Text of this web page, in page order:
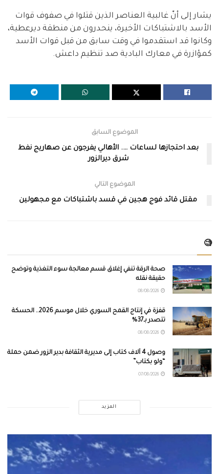
يشار إلى أنّ غالبية العناصر الذين قتلوا في صفوف قوات
الأسد بالاشتباكات الأخيرة، ينحدرون من منطقة ديرعطية،
وكانوا قد استقدموا في وقت سابق من قبل قوات الأسد
كمؤازرة في معارك البادية صد تنظيم داعش.
الموضوع السابق
بعد احتجازها لساعات …. الأهالي يفرجون عن صهاريج نفط
شرق ديرالزور
الموضوع التالي
مقتل قائد فوج هجين في قسد باشتباكات مع مجهولين
🧐
صحة الرقة تنفي إغلاق قسم معالجة سوء التغذية وتوضح
حقيقة نقله
قفزة في إنتاج القمح السوري خلال موسم 2026.. الحسكة
تتصدر بـ37%
وصول 4 آلاف كتاب إلى مديرية الثقافة بدير الزور ضمن حملة
“ولو بكتاب”
المزيد